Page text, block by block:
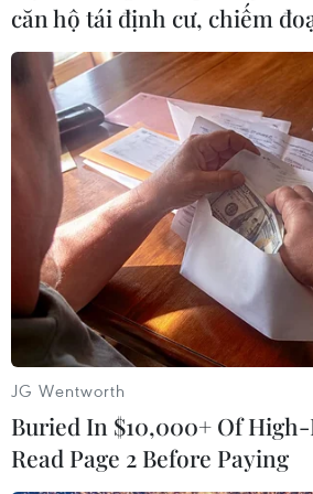
“Cửa thang máy đóng im
trong khi không hề có
Như thế, nghĩa là thang máy
bình thường như phía
anh Tuấn Anh gay gắt.
Anh Tuấn (phòng 805)
thêm, rất nhiều hộ gia đình
niềm tin vào sự vận hành
thang máy. Hàng ngày,
“còng lưng” cuốc bộ cả
mình… cho an toàn.
“Bản thân chị em phụ nữ
nhiều người không dám vào
căn hộ tái định cư, chiếm
JG Wentworth
Buried In $10,000+ Of
Read Page 2 Before Paying